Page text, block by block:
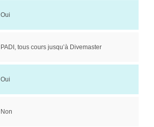
Oui
PADI, tous cours jusqu’à Divemaster
Oui
Non